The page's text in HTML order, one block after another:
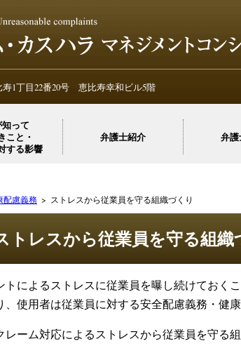
1丁目22番20号 恵比寿幸和ビル5階
って
こと・
する影響
弁護士紹介 弁護
配慮義務 ストレスから従業員を守る組織づくり
トレスから従業員を守る組織
によるストレスに従業員を曝し続けておく
使用者は従業員に対する安全配慮義務・健
ーム対応によるストレスから従業員を守る